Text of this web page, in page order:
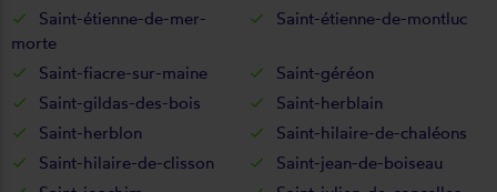
Saint-étienne-de-mer-
morte
Saint-étienne-de-montluc
Saint-fiacre-sur-maine
Saint-géréon
Saint-gildas-des-bois
Saint-herblain
Saint-herblon
Saint-hilaire-de-chaléons
Saint-hilaire-de-clisson
Saint-jean-de-boiseau